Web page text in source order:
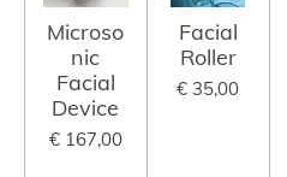
Microso
nic
Facial
Device
€ 167,00
Facial
Roller
€ 35,00